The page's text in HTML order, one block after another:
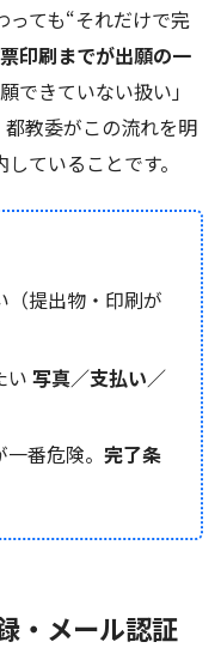
っても“それだけで完
印刷までが出願の一
できていない扱い」
教委がこの流れを明
ていることです。
（提出物・印刷が
い 写真／支払い／
番危険。 完了条
・メール認証